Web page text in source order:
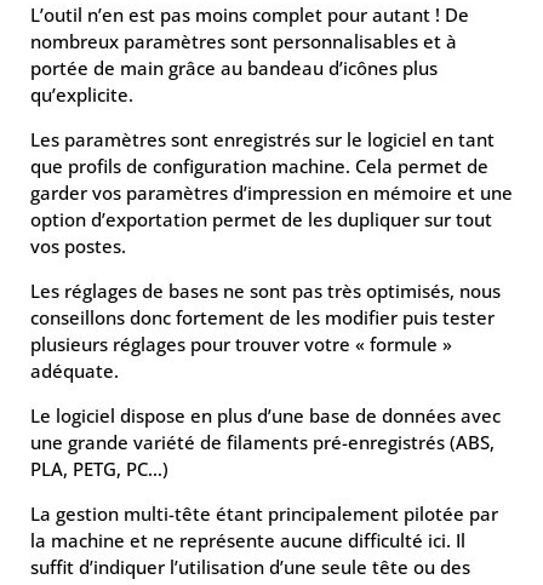
L’outil n’en est pas moins complet pour autant ! De
nombreux paramètres sont personnalisables et à
portée de main grâce au bandeau d’icônes plus
qu’explicite.
Les paramètres sont enregistrés sur le logiciel en tant
que profils de configuration machine. Cela permet de
garder vos paramètres d’impression en mémoire et une
option d’exportation permet de les dupliquer sur tout
vos postes.
Les réglages de bases ne sont pas très optimisés, nous
conseillons donc fortement de les modifier puis tester
plusieurs réglages pour trouver votre « formule »
adéquate.
Le logiciel dispose en plus d’une base de données avec
une grande variété de filaments pré-enregistrés (ABS,
PLA, PETG, PC…)
La gestion multi-tête étant principalement pilotée par
la machine et ne représente aucune difficulté ici. Il
suffit d’indiquer l’utilisation d’une seule tête ou des